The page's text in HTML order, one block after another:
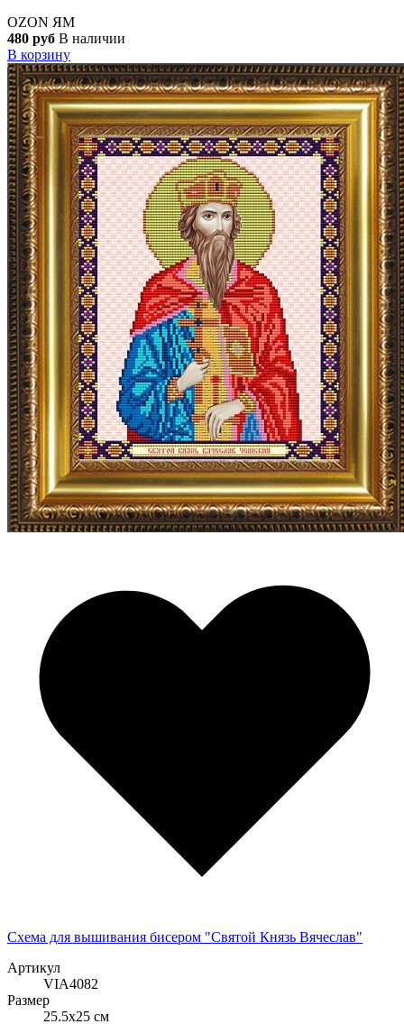
OZON ЯМ
480 руб В наличии
В корзину
Схема для вышивания бисером "Святой Князь Вячеслав"
Артикул
VIA4082
Размер
25.5x25 см